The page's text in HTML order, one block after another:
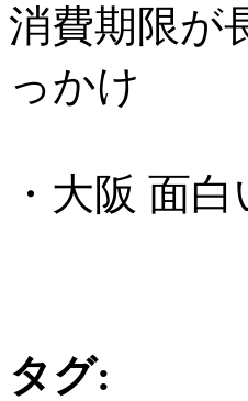
消費期限が
っかけ
・大阪 面白
タグ: